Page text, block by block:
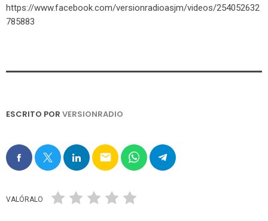
https://www.facebook.com/versionradioasjm/videos/254052632
785883
ESCRITO POR VERSIONRADIO
email
VALÓRALO